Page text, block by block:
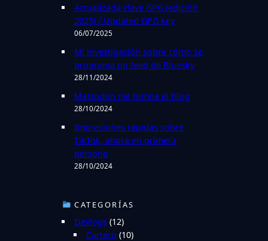
Actualizada clave GPG (edición
2025) / Updated GPG key
06/07/2025
Mi investigación sobre cómo se
programa un feed de Bluesky
28/11/2024
Mastodon me tumba el blog
28/10/2024
Impresiones rápidas sobre
TikTok, ahora en primera
persona
28/10/2024
CATEGORÍAS
Devlogs (12)
Cartero (10)